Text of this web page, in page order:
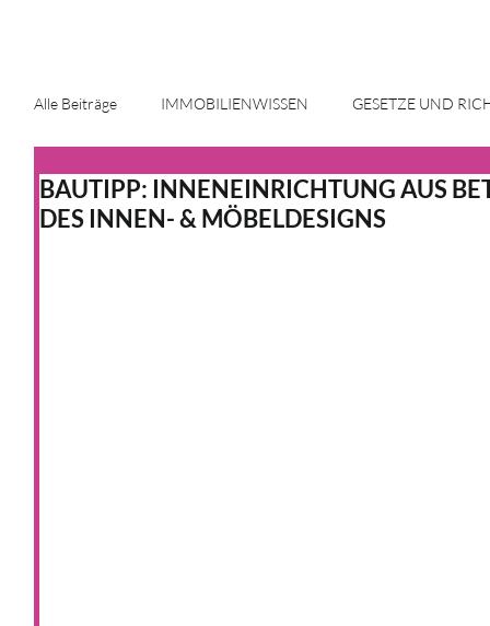
Alle Beiträge IMMOBILIENWISSEN GESETZE UND
ENERGIE UND INNOVATION IMMOBILIENMARKT
BAUTIPP: INNENEINRICHTUNG AUS
DES INNEN- & MÖBELDESIGNS